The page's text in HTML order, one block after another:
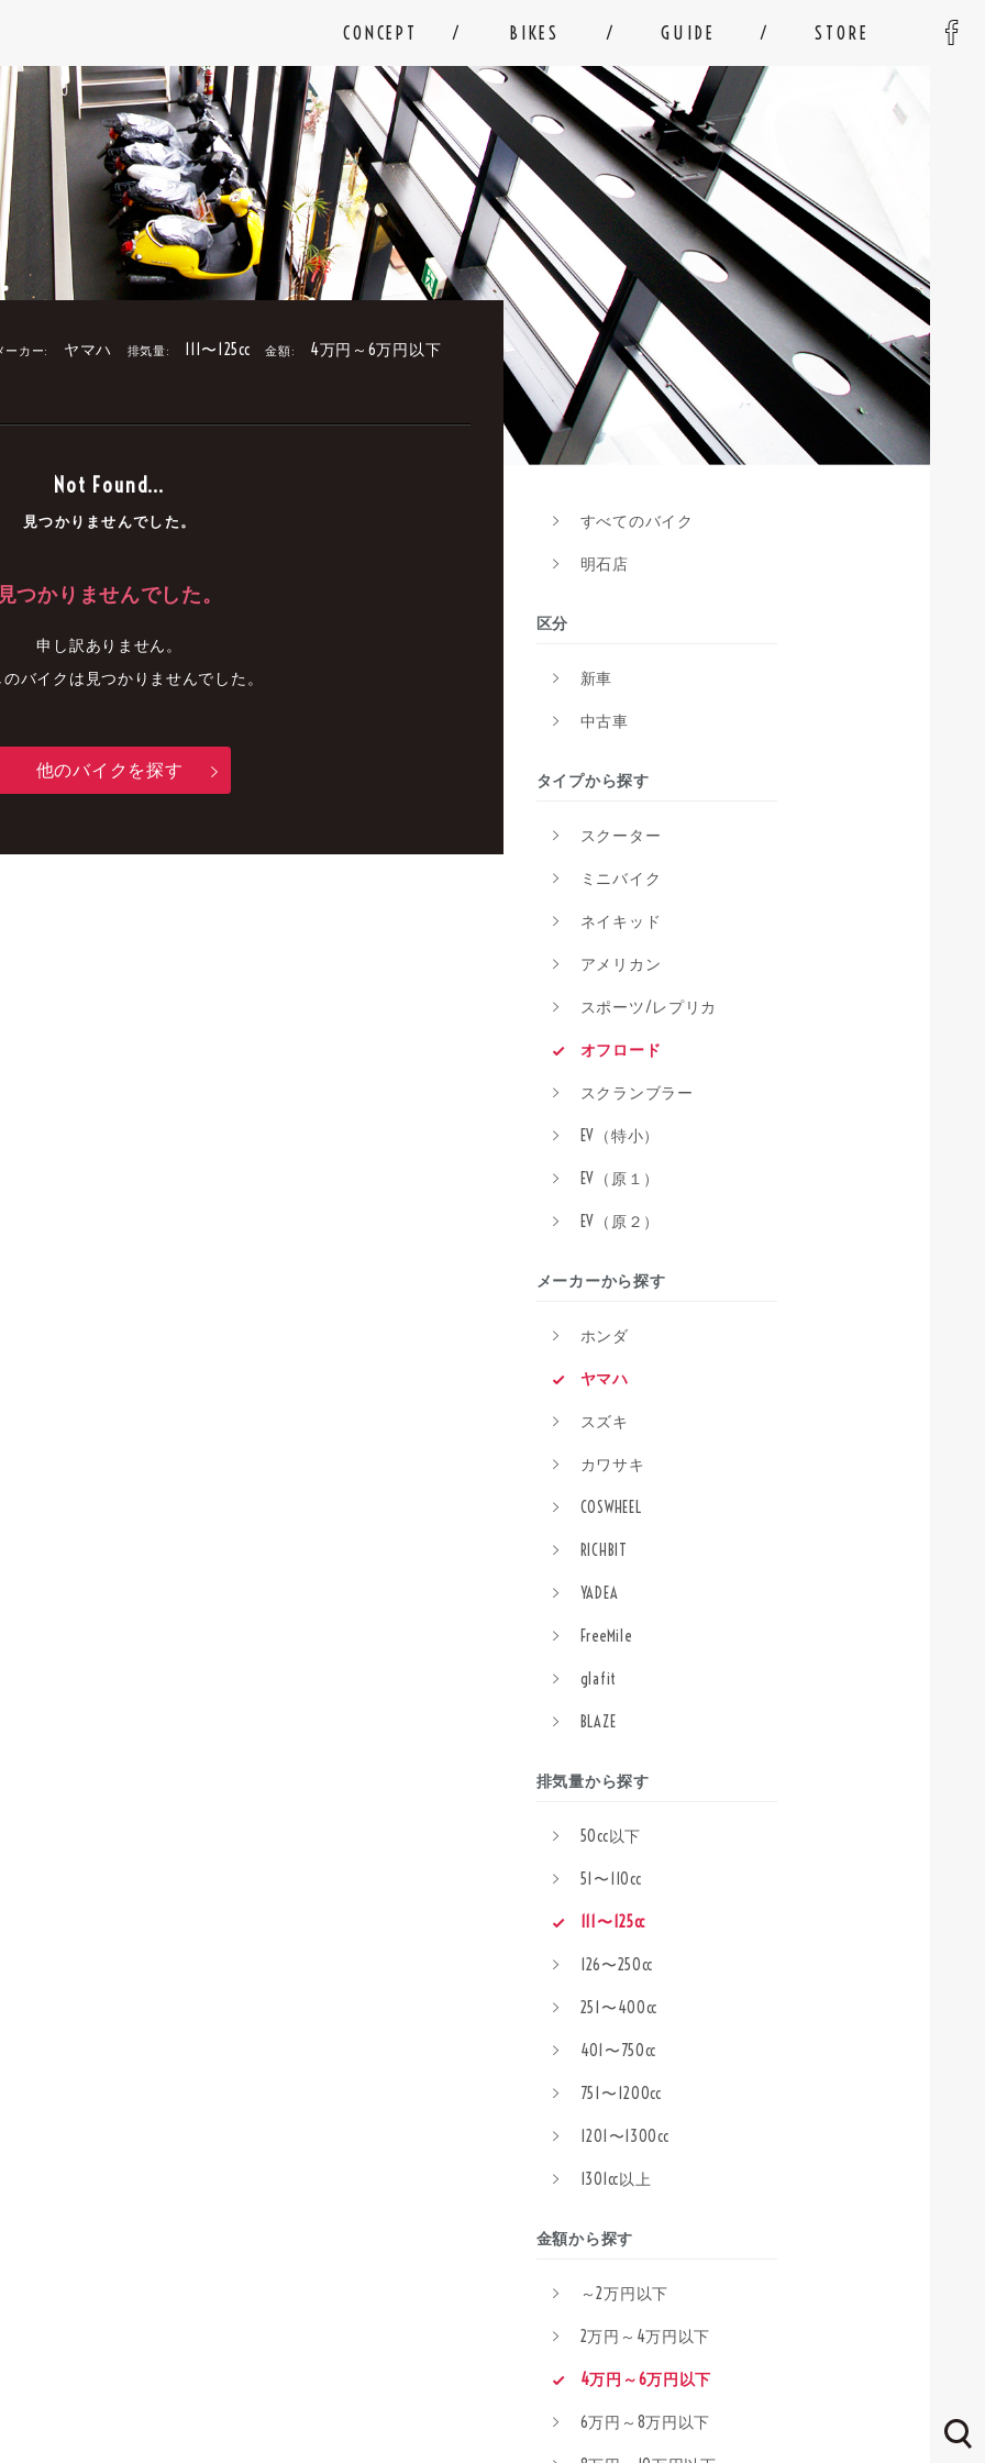
CONCEPT BIKES GUIDE STORE
ーカー: ヤマハ 排気量: 111〜125cc 金額: 4万円～6万円以下
Not Found...
見つかりませんでした。
見つかりませんでした。
申し訳ありません。
バイクは見つかりませんでした。
他のバイクを探す
すべてのバイク
明石店
区分
新車
中古車
タイプから探す
スクーター
ミニバイク
ネイキッド
アメリカン
スポーツ/レプリカ
オフロード
スクランブラー
EV（特小）
EV（原１）
EV（原２）
メーカーから探す
ホンダ
ヤマハ
スズキ
カワサキ
COSWHEEL
RICHBIT
YADEA
FreeMile
glafit
BLAZE
排気量から探す
50cc以下
51〜110cc
111〜125cc
126〜250cc
251〜400cc
401〜750cc
751〜1200cc
1201〜1300cc
1301cc以上
金額から探す
～2万円以下
2万円～4万円以下
4万円～6万円以下
6万円～8万円以下
中古車